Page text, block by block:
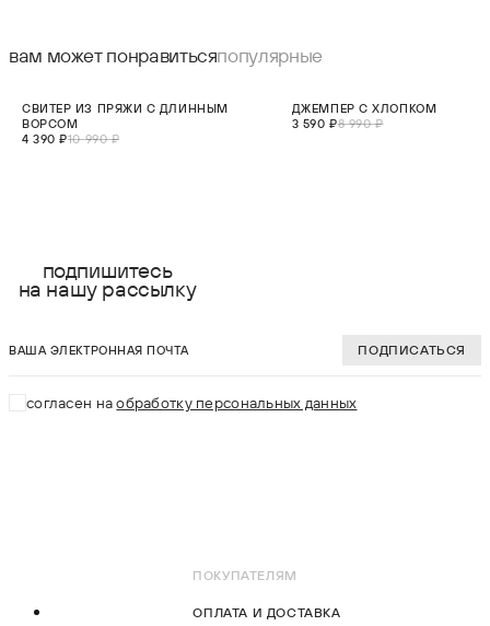
вам может понравитьсяпопулярные
ХИТ
S
СВИТЕР ИЗ ПРЯЖИ С ДЛИННЫМ
ВОРСОМ
4 390 ₽10 990 ₽
ДЖЕМПЕР С ХЛОПКОМ
3 590 ₽8 990 ₽
подпишитесь
на нашу рассылку
ПОДПИСАТЬСЯ
согласен наобработку персональных данных
ПОКУПАТЕЛЯМ
ОПЛАТА И ДОСТАВКА